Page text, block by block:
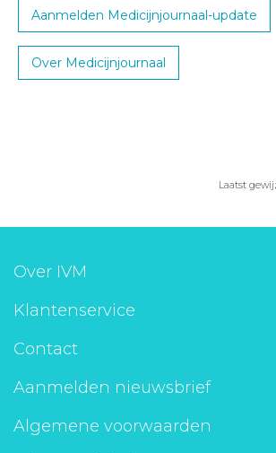
Aanmelden Medicijnjournaal-update
Over Medicijnjournaal
Laatst
Over IVM
Klantenservice
Contact
Aanmelden nieuwsbrief
Algemene voorwaarden